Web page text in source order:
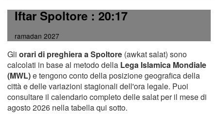
Iftar Spoltore: 20:17
ramadan 2027
Gli orari di preghiera a Spoltore (awkat salat) sono
calcolati in base al metodo della Lega Islamica Mondiale
(MWL)e tengono conto della posizione geografica della
città e delle variazioni stagionali dell'ora legale. Puoi
consultare il calendario completo delle salat per il mese di
agosto 2026 nella tabella qui sotto.